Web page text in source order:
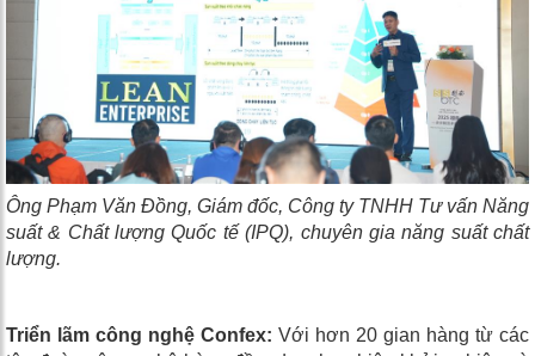
Ông Phạm Văn Đồng, Giám đốc, Công ty TNHH Tư vấn Năng
suất & Chất lượng Quốc tế (IPQ), chuyên gia năng suất chất
lượng.
Triển lãm công nghệ Confex: Với hơn 20 gian hàng từ các